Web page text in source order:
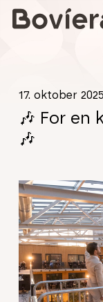
Skip
🎶 For en
🎶
17. oktober 2025